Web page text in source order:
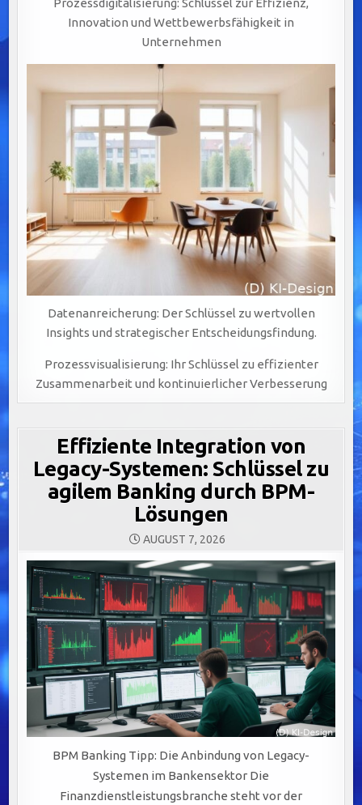
Innovation und Wettbewerbsfähigkeit in
Unternehmen
Datenanreicherung: Der Schlüssel zu wertvollen
Insights und strategischer Entscheidungsfindung.
Prozessvisualisierung: Ihr Schlüssel zu effizienter
Zusammenarbeit und kontinuierlicher Verbesserung
Effiziente Integration von
Legacy-Systemen: Schlüssel zu
agilem Banking durch BPM-
Lösungen
AUGUST 7, 2026
BPM Banking Tipp: Die Anbindung von Legacy-
Systemen im Bankensektor Die
Finanzdienstleistungsbranche steht vor der